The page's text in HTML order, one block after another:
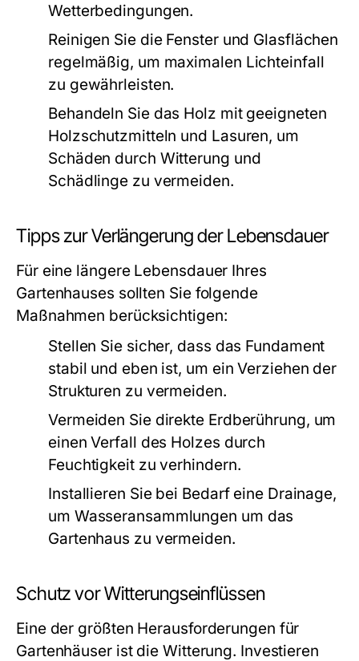
Wetterbedingungen.
Reinigen Sie die Fenster und Glasflächen
regelmäßig, um maximalen Lichteinfall
zu gewährleisten.
Behandeln Sie das Holz mit geeigneten
Holzschutzmitteln und Lasuren, um
Schäden durch Witterung und
Schädlinge zu vermeiden.
Tipps zur Verlängerung der Lebensdauer
Für eine längere Lebensdauer Ihres
Gartenhauses sollten Sie folgende
Maßnahmen berücksichtigen:
Stellen Sie sicher, dass das Fundament
stabil und eben ist, um ein Verziehen der
Strukturen zu vermeiden.
Vermeiden Sie direkte Erdberührung, um
einen Verfall des Holzes durch
Feuchtigkeit zu verhindern.
Installieren Sie bei Bedarf eine Drainage,
um Wasseransammlungen um das
Gartenhaus zu vermeiden.
Schutz vor Witterungseinflüssen
Eine der größten Herausforderungen für
Gartenhäuser ist die Witterung. Investieren